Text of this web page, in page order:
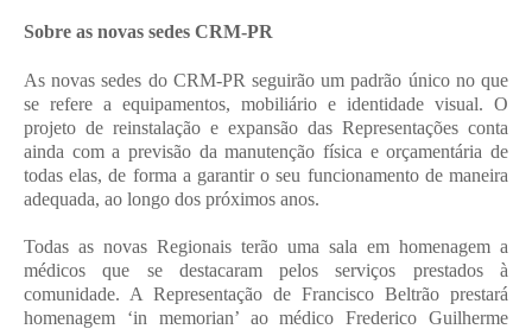
Sobre as novas sedes CRM-PR
As novas sedes do CRM-PR seguirão um padrão único no que
se refere a equipamentos, mobiliário e identidade visual. O
projeto de reinstalação e expansão das Representações conta
ainda com a previsão da manutenção física e orçamentária de
todas elas, de forma a garantir o seu funcionamento de maneira
adequada, ao longo dos próximos anos.
Todas as novas Regionais terão uma sala em homenagem a
médicos que se destacaram pelos serviços prestados à
comunidade. A Representação de Francisco Beltrão prestará
homenagem ‘in memorian’ ao médico Frederico Guilherme